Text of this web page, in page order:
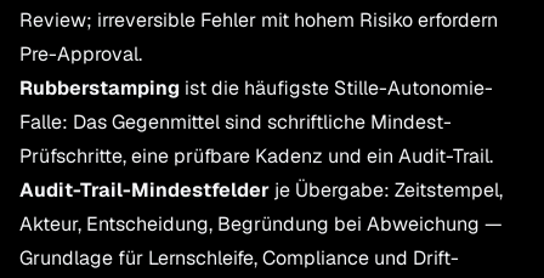
Review; irreversible Fehler mit hohem Risiko erfordern
Pre-Approval.
Rubberstamping ist die häufigste Stille-Autonomie-
Falle: Das Gegenmittel sind schriftliche Mindest-
Prüfschritte, eine prüfbare Kadenz und ein Audit-Trail.
Audit-Trail-Mindestfelder je Übergabe: Zeitstempel,
Akteur, Entscheidung, Begründung bei Abweichung —
Grundlage für Lernschleife, Compliance und Drift-